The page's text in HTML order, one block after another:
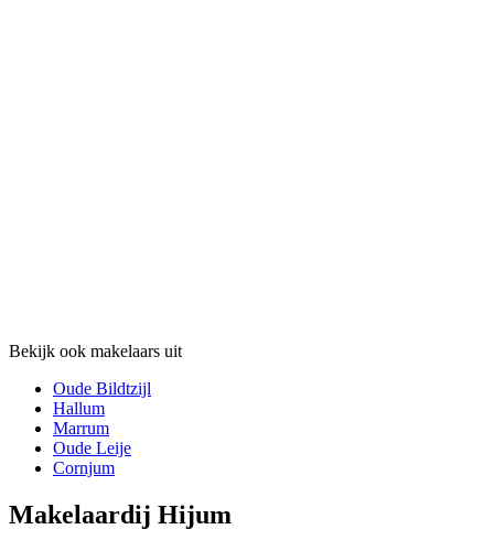
Bekijk ook makelaars uit
Oude Bildtzijl
Hallum
Marrum
Oude Leije
Cornjum
Makelaardij Hijum